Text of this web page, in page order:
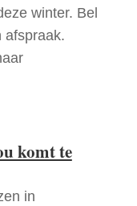
winter. Bel
komt te
in